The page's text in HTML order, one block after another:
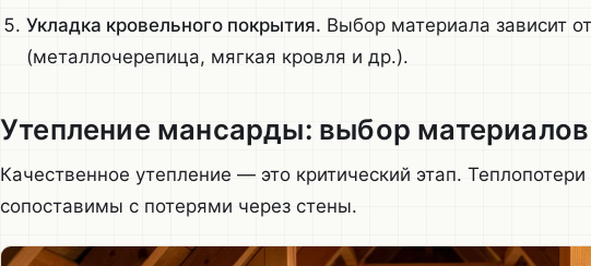
Укладка кровельного покрытия. Выбор материала зависит
(металлочерепица, мягкая кровля и др.).
Утепление мансарды: выбор материалов
Качественное утепление — это критический этап.
сопоставимы с потерями через стены.